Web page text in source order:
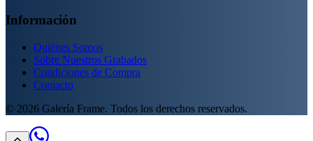
Información
Quiénes Somos
Sobre Nuestros Grabados
Condiciones de Compra
Contacto
© 2026 Galería Frame. Todos los derechos reservados.